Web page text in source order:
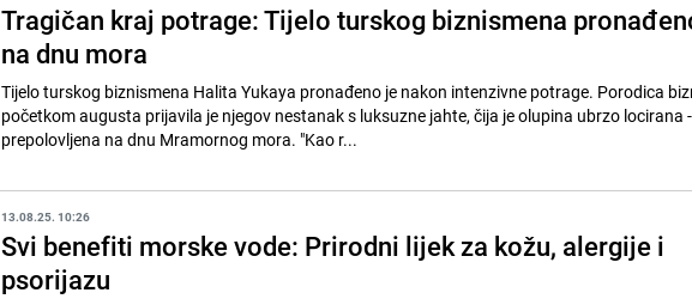
Tragičan kraj potrage: Tijelo turskog biznismena
na dnu mora
Tijelo turskog biznismena Halita Yukaya pronađeno je nakon intenzivne potrage. Porodica
početkom augusta prijavila je njegov nestanak s luksuzne jahte, čija je olupina ubrzo locirana -
prepolovljena na dnu Mramornog mora. "Kao r...
13.08.25. 10:26
Svi benefiti morske vode: Prirodni lijek za kožu, alergije i
psorijazu